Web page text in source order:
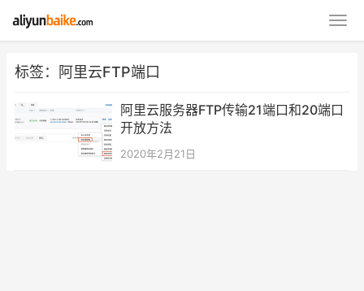
标签：阿里云FTP端口
阿里云服务器FTP传输21端口和20端口
开放方法
2020年2月21日